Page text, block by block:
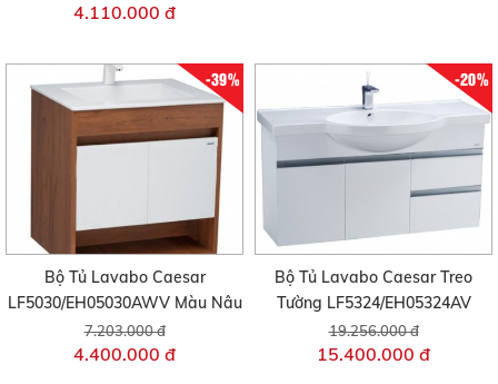
4.110.000 đ
-39%
Bộ Tủ Lavabo Caesar
LF5030/EH05030AWV Màu Nâu
7.203.000 đ
4.400.000 đ
-20%
Bộ Tủ Lavabo Caesar Treo
Tường LF5324/EH05324AV
19.256.000 đ
15.400.000 đ